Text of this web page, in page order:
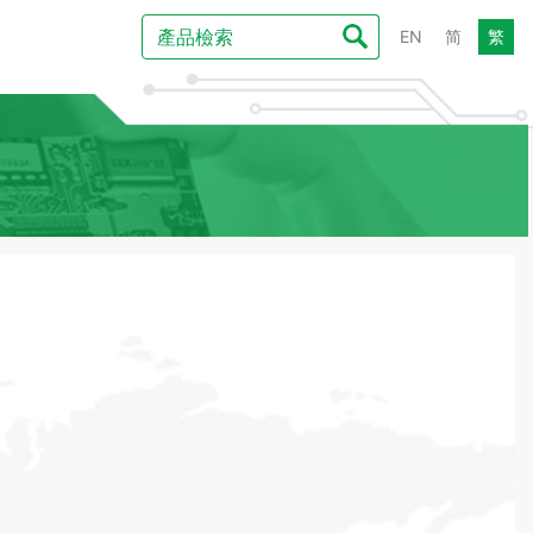
EN 简 繁